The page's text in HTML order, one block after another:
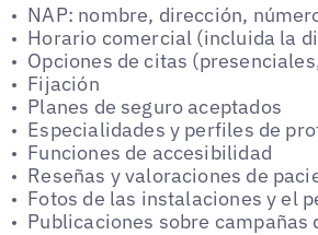
NAP: nombre, dirección,
Horario comercial (incluida la
Opciones de citas
Fijación
Planes de seguro aceptados
Especialidades y perfiles de
Funciones de accesibilidad
Reseñas y valoraciones de
Fotos de las instalaciones y el
Publicaciones sobre